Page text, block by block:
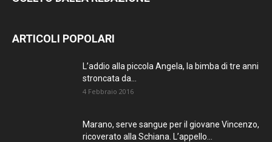
ARTICOLI POPOLARI
L’addio alla piccola Angela, la bimba di tre anni
stroncata da...
4 Febbraio 2016
Marano, serve sangue per il giovane Vincenzo,
ricoverato alla Schiana. L’appello...